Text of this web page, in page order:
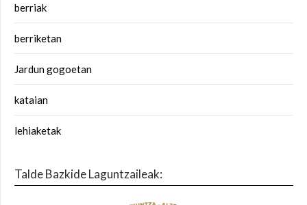
berriak
berriketan
Jardun gogoetan
kataian
lehiaketak
Talde Bazkide Laguntzaileak: